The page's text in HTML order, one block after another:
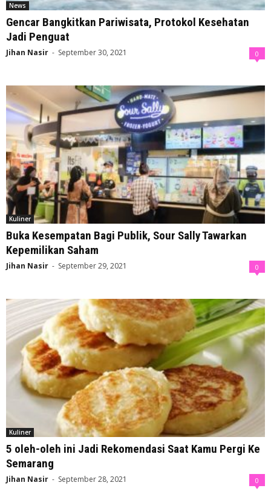
News
Gencar Bangkitkan Pariwisata, Protokol Kesehatan
Jadi Penguat
Jihan Nasir - September 30, 2021 0
Kuliner
Buka Kesempatan Bagi Publik, Sour Sally Tawarkan
Kepemilikan Saham
Jihan Nasir - September 29, 2021 0
Kuliner
5 oleh-oleh ini Jadi Rekomendasi Saat Kamu Pergi Ke
Semarang
Jihan Nasir - September 28, 2021 0